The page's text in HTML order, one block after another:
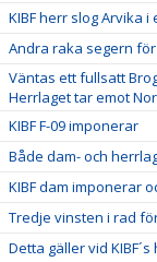
KIBF herr slog Arvika i
Andra raka segern för
Väntas ett fullsatt
Herrlaget tar emot
KIBF F-09 imponerar
Både dam- och
KIBF dam imponerar
Tredje vinsten i rad
Detta gäller vid